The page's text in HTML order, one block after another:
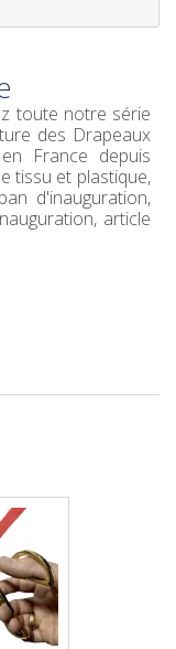
toute notre série
des Drapeaux
France depuis
tissu et plastique,
d'inauguration,
article